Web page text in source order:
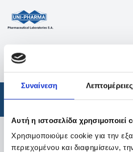
Συναίνεση Λεπτομέρειες
Αυτή η ιστοσελίδα χρησιμοποιεί
Χρησιμοποιούμε cookie για την
περιεχομένου και διαφημίσεων,
ΠΡΟΪΟΝΤΑ
ΑΠΟΤΕΛΕΣΜΑΤΑ ΑΝΑΖΗΤΗΣΗΣ
Φάρμακα
Φίλτρα